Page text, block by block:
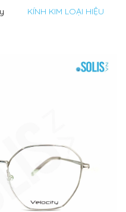
KÍNH KIM LOẠI HIỆU